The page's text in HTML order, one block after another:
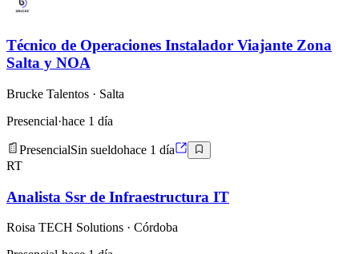
Técnico de Operaciones Instalador Viajante Zona
Salta y NOA
Brucke Talentos · Salta
Presencial·hace 1 día
PresencialSin sueldohace 1 día
RT
Analista Ssr de Infraestructura IT
Roisa TECH Solutions · Córdoba